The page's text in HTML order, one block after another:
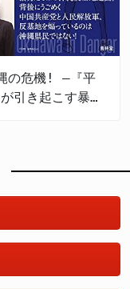
の危機! ―『平
引き起こす暴力